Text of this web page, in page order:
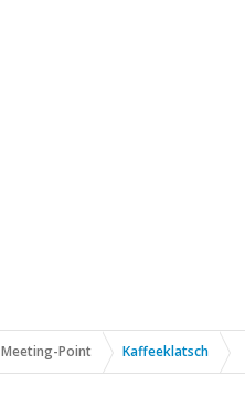
Meeting-Point Kaffeeklatsch